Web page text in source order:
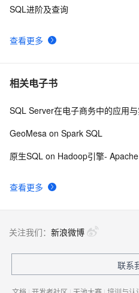
查看更多
SQL进阶及查询
相关电子书
查看更多
SQL Server在电子商务中的应用
GeoMesa on Spark SQL
原生SQL on Hadoop引擎-
关注我们： 新浪微博
联系